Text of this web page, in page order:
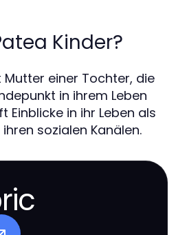
Kinder?
Mutter einer Tochter, die
in ihrem Leben
Einblicke in ihr Leben als
sozialen Kanälen.